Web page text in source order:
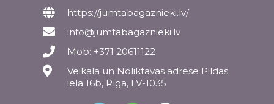
https://jumtabagaznieki.lv/
info@jumtabagaznieki.lv
Mob: +371 20611122
Veikala un Noliktavas adrese Pildas
iela 16b, Rīga, LV-1035